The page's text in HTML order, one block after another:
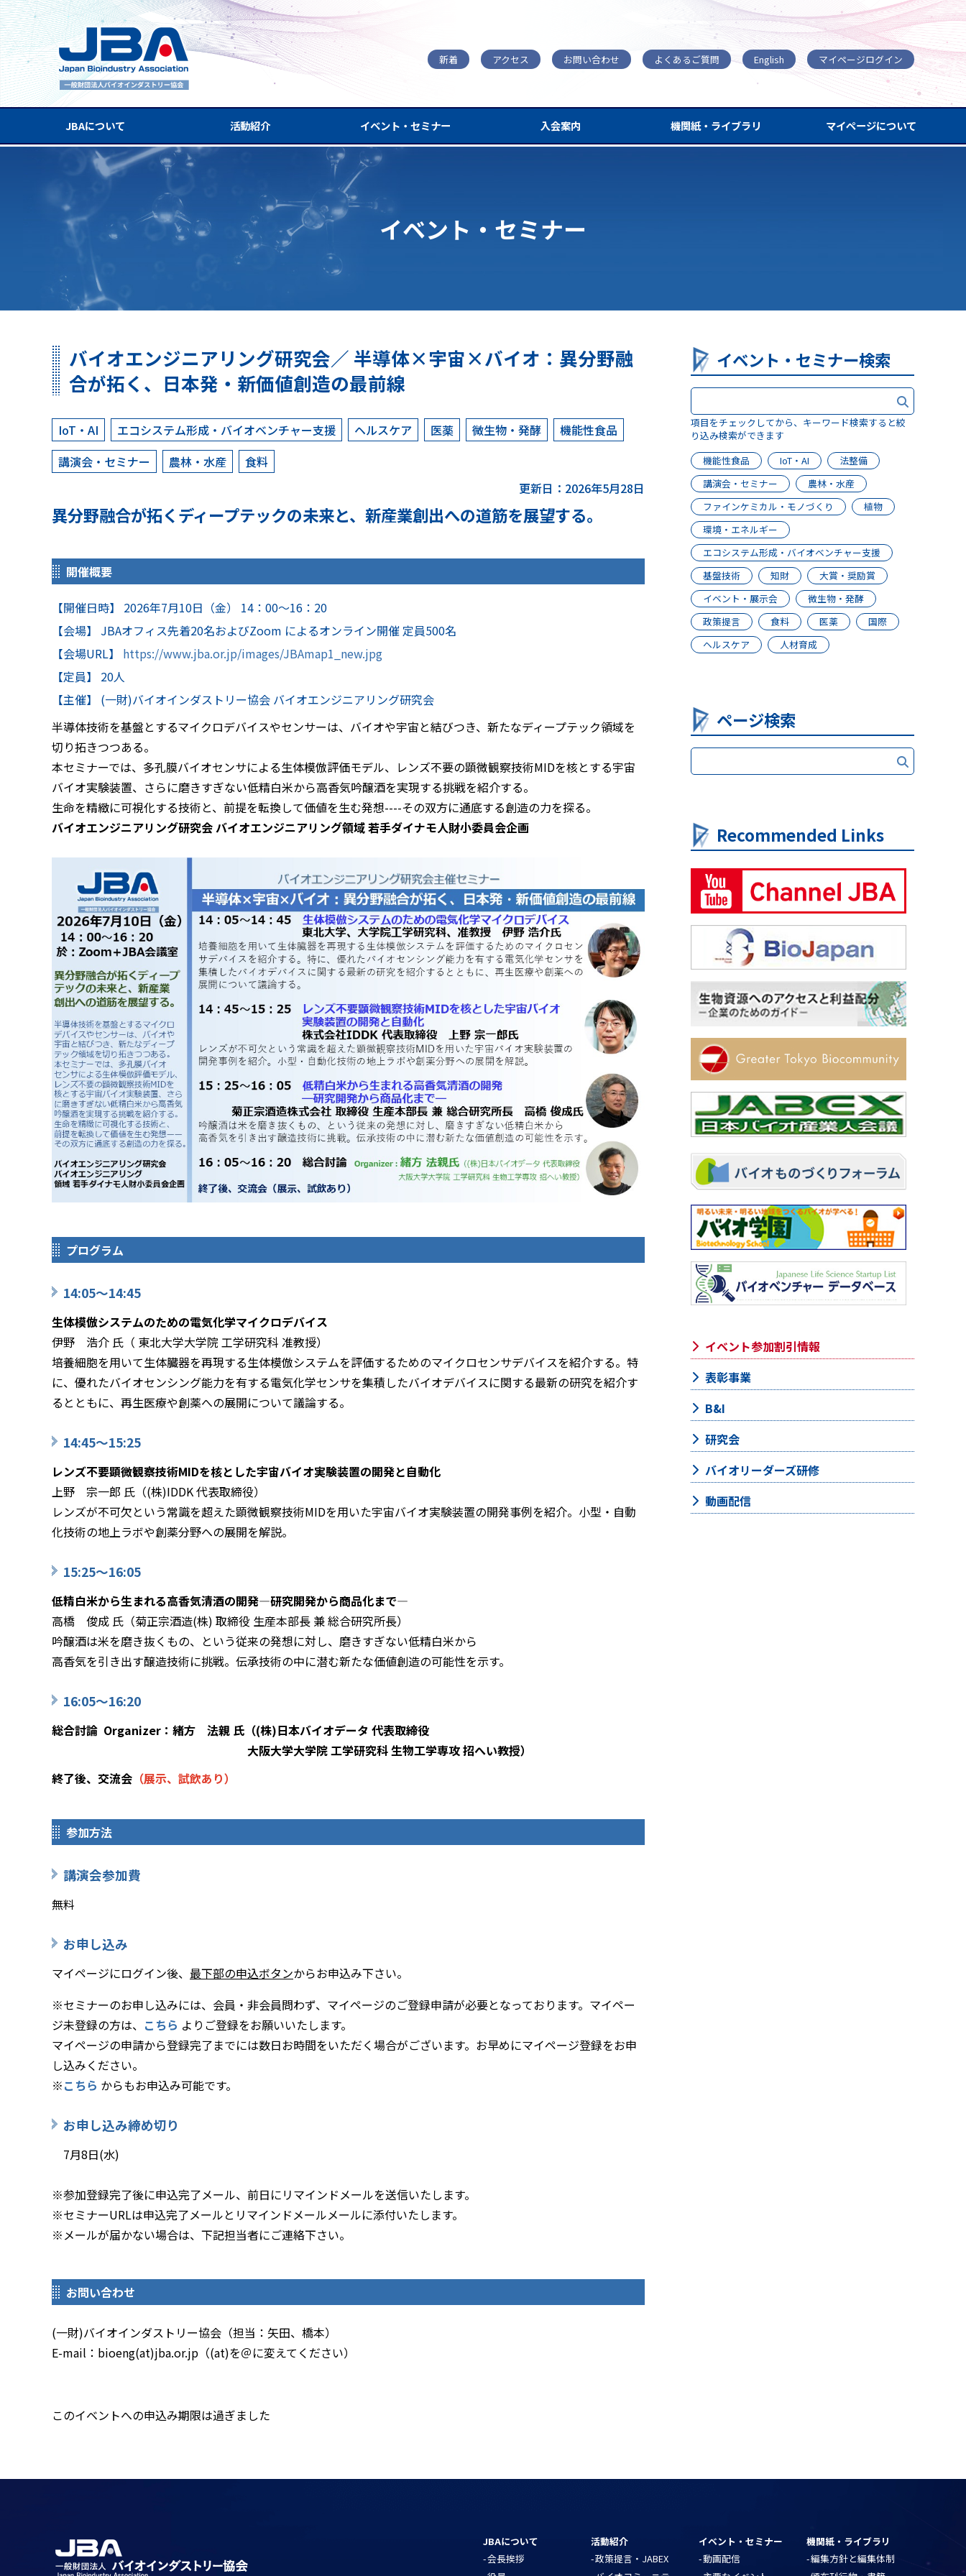
新着 アクセス お問い合わせ よくあるご質問 English マイページログイン
JBAについて 活動紹介 イベント・セミナー 入会案内 機関紙・ライブラリ マイページについて
イベント・セミナー
バイオエンジニアリング研究会／ 半導体×宇宙×バイオ：異分野融
合が拓く、日本発・新価値創造の最前線
IoT・AI エコシステム形成・バイオベンチャー支援 ヘルスケア 医薬 微生物・発酵
機能性食品
講演会・セミナー
農林・水産
食料
更新日：2026年5月28日
異分野融合が拓くディープテックの未来と、新産業創出への道筋を展望する。
開催概要
【開催日時】 2026年7月10日（金） 14：00～16：20
【会場】 JBAオフィス先着20名およびZoom によるオンライン開催 定員500名
【会場URL】 https://www.jba.or.jp/images/JBAmap1_new.jpg
【定員】 20人
【主催】 (一財)バイオインダストリー協会 バイオエンジニアリング研究会
半導体技術を基盤とするマイクロデバイスやセンサーは、バイオや宇宙と結びつき、新たなディープテック領域を
切り拓きつつある。
本セミナーでは、多孔膜バイオセンサによる生体模倣評価モデル、レンズ不要の顕微観察技術MIDを核とする宇宙
バイオ実験装置、さらに磨きすぎない低精白米から高香気吟醸酒を実現する挑戦を紹介する。
生命を精緻に可視化する技術と、前提を転換して価値を生む発想----その双方に通底する創造の力を探る。
バイオエンジニアリング研究会 バイオエンジニアリング領域 若手ダイナモ人財小委員会企画
プログラム
14:05～14:45
生体模倣システムのための電気化学マイクロデバイス
伊野 浩介 氏（ 東北大学大学院 工学研究科 准教授）
培養細胞を用いて生体臓器を再現する生体模倣システムを評価するためのマイクロセンサデバイスを紹介する。特
に、優れたバイオセンシング能力を有する電気化学センサを集積したバイオデバイスに関する最新の研究を紹介す
るとともに、再生医療や創薬への展開について議論する。
14:45～15:25
レンズ不要顕微観察技術MIDを核とした宇宙バイオ実験装置の開発と自動化
上野 宗一郎 氏（(株)IDDK 代表取締役）
レンズが不可欠という常識を超えた顕微観察技術MIDを用いた宇宙バイオ実験装置の開発事例を紹介。小型・自動
化技術の地上ラボや創薬分野への展開を解説。
15:25～16:05
低精白米から生まれる高香気清酒の開発―研究開発から商品化まで―
高橋 俊成 氏（菊正宗酒造(株) 取締役 生産本部長 兼 総合研究所長）
吟醸酒は米を磨き抜くもの、という従来の発想に対し、磨きすぎない低精白米から
高香気を引き出す醸造技術に挑戦。伝承技術の中に潜む新たな価値創造の可能性を示す。
16:05～16:20
総合討論 Organizer：緒方 法親 氏（(株)日本バイオデータ 代表取締役
大阪大学大学院 工学研究科 生物工学専攻 招へい教授）
終了後、交流会 （展示、試飲あり）
参加方法
講演会参加費
無料
お申し込み
マイページにログイン後、 最下部の申込ボタンからお申込み下さい。
※セミナーのお申し込みには、会員・非会員問わず、マイページのご登録申請が必要となっております。マイペー
ジ未登録の方は、 こちら よりご登録をお願いいたします。
マイページの申請から登録完了までには数日お時間をいただく場合がございます。お早めにマイページ登録をお申
し込みください。
※こちら からもお申込み可能です。
お申し込み締め切り
7月8日(水)
※参加登録完了後に申込完了メール、前日にリマインドメールを送信いたします。
※セミナーURLは申込完了メールとリマインドメールメールに添付いたします。
※メールが届かない場合は、下記担当者にご連絡下さい。
お問い合わせ
(一財)バイオインダストリー協会（担当：矢田、橋本）
E-mail：bioeng(at)jba.or.jp（(at)を＠に変えてください）
このイベントへの申込み期限は過ぎました
イベント・セミナー検索
項目をチェックしてから、キーワード検索すると絞
り込み検索ができます
機能性食品
IoT・AI
法整備
講演会・セミナー
農林・水産
ファインケミカル・モノづくり
植物
環境・エネルギー
エコシステム形成・バイオベンチャー支援
基盤技術
知財
大賞・奨励賞
イベント・展示会
微生物・発酵
政策提言
食料 医薬
国際
ヘルスケア
人材育成
ページ検索
Recommended Links
イベント参加割引情報
表彰事業
B&I
研究会
バイオリーダーズ研修
動画配信
JBAについて
会長挨拶
活動紹介
政策提言・JABEX
イベント・セミナー
動画配信
機関紙・ライブラリ
編集方針と編集体制